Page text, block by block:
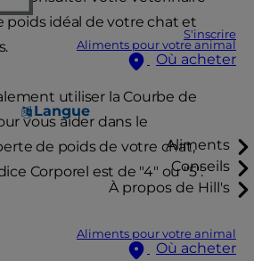
S'inscrire
Aliments pour votre animal
Où acheter
Langue
Aliments
Conseils
À propos de Hill's
Aliments pour votre animal
Où acheter
poids idéal de votre chat et
utiliser la Courbe de
vous aider dans le
de poids de votre chat,
Corporel est de "4" ou "5".